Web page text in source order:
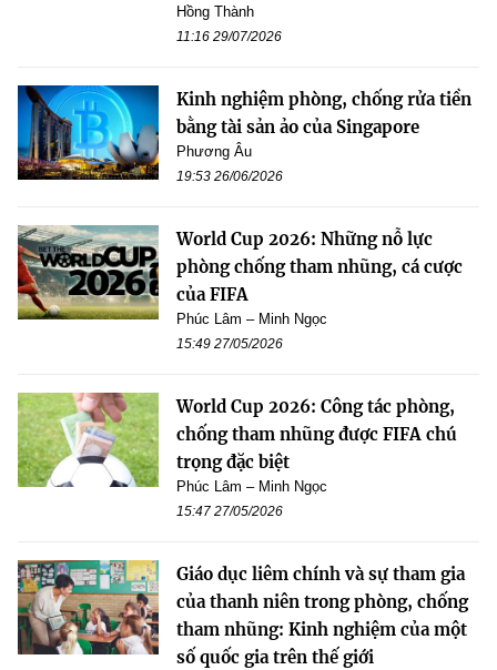
Hồng Thành
11:16 29/07/2026
Kinh nghiệm phòng, chống rửa tiền
bằng tài sản ảo của Singapore
Phương Âu
19:53 26/06/2026
World Cup 2026: Những nỗ lực
phòng chống tham nhũng, cá cược
của FIFA
Phúc Lâm – Minh Ngọc
15:49 27/05/2026
World Cup 2026: Công tác phòng,
chống tham nhũng được FIFA chú
trọng đặc biệt
Phúc Lâm – Minh Ngọc
15:47 27/05/2026
Giáo dục liêm chính và sự tham gia
của thanh niên trong phòng, chống
tham nhũng: Kinh nghiệm của một
số quốc gia trên thế giới